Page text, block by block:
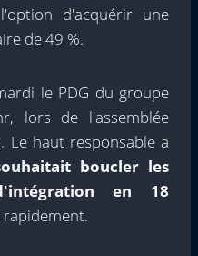
d'acquérir une
de 49 %.
le PDG du groupe
lors de l'assemblée
Le haut responsable a
boucler les
en 18